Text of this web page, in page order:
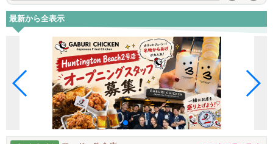
最新から全表示